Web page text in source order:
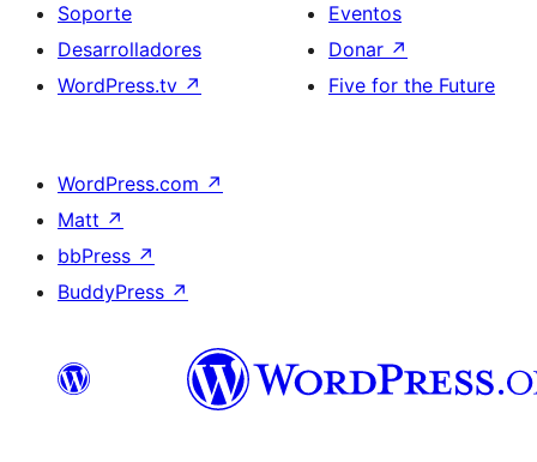
Soporte
Desarrolladores
WordPress.tv ↗
Eventos
Donar ↗
Five for the Future
WordPress.com ↗
Matt ↗
bbPress ↗
BuddyPress ↗